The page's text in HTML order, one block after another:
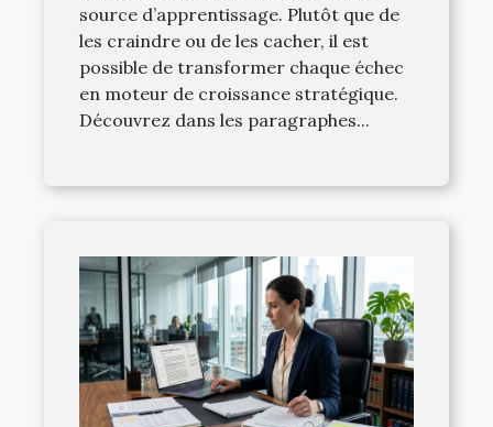
source d’apprentissage. Plutôt que de
les craindre ou de les cacher, il est
possible de transformer chaque échec
en moteur de croissance stratégique.
Découvrez dans les paragraphes...